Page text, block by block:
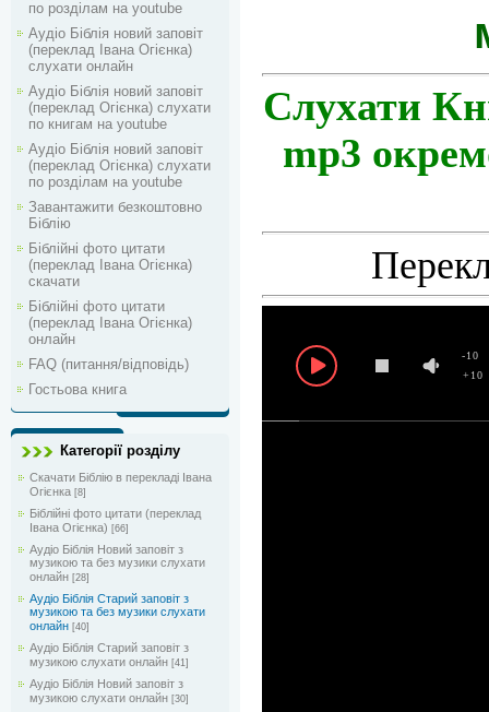
по розділам на youtube
Аудіо Біблія новий заповіт
(переклад Івана Огієнка)
слухати онлайн
Аудіо Біблія новий заповіт
(переклад Огієнка) слухати
по книгам на youtube
Аудіо Біблія новий заповіт
(переклад Огієнка) слухати
по розділам на youtube
Завантажити безкоштовно
Біблію
Біблійні фото цитати
(переклад Івана Огієнка)
скачати
Біблійні фото цитати
(переклад Івана Огієнка)
онлайн
FAQ (питання/відповідь)
Гостьова книга
Категорії розділу
Скачати Біблію в перекладі Івана
Огієнка [8]
Біблійні фото цитати (переклад
Івана Огієнка) [66]
Аудіо Біблія Новий заповіт з
музикою та без музики слухати
онлайн [28]
Аудіо Біблія Старий заповіт з
музикою та без музики слухати
онлайн [40]
Аудіо Біблія Старий заповіт з
музикою слухати онлайн [41]
Аудіо Біблія Новий заповіт з
музикою слухати онлайн [30]
Слухати
mp3
+10
-10